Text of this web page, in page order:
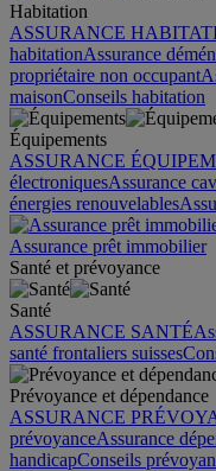
Habitation
ASSURANCE
habitationAssurance
propriétaire non occupant
maisonConseils habitation
Équipements
ASSURANCE
électroniquesAssurance
énergies renouvelables
Assurance prêt immobilier
Santé et prévoyance
Santé
ASSURANCE SANTÉ
santé frontaliers suisses
Prévoyance et dépendance
ASSURANCE
prévoyanceAssurance
handicapConseils